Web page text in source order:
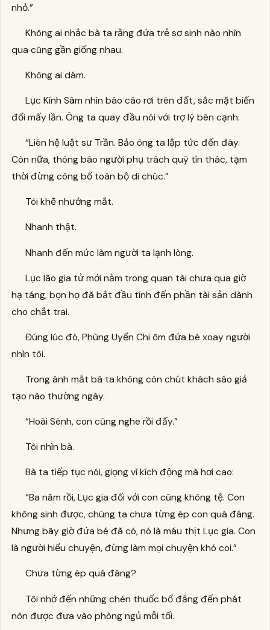
nhỏ.”
Không ai nhắc bà ta rằng đứa trẻ sơ sinh nào nhìn
qua cũng gần giống nhau.
Không ai dám.
Lục Kính Sâm nhìn báo cáo rơi trên đất, sắc mặt biến
đổi mấy lần. Ông ta quay đầu nói với trợ lý bên cạnh:
“Liên hệ luật sư Trần. Bảo ông ta lập tức đến đây.
Còn nữa, thông báo người phụ trách quỹ tín thác, tạm
thời đừng công bố toàn bộ di chúc.”
Tôi khẽ nhướng mắt.
Nhanh thật.
Nhanh đến mức làm người ta lạnh lòng.
Lục lão gia tử mới nằm trong quan tài chưa qua giờ
hạ táng, bọn họ đã bắt đầu tính đến phần tài sản dành
cho chắt trai.
Đúng lúc đó, Phùng Uyển Chi ôm đứa bé xoay người
nhìn tôi.
Trong ánh mắt bà ta không còn chút khách sáo giả
tạo nào thường ngày.
“Hoài Sênh, con cũng nghe rồi đấy.”
Tôi nhìn bà.
Bà ta tiếp tục nói, giọng vì kích động mà hơi cao:
“Ba năm rồi, Lục gia đối với con cũng không tệ. Con
không sinh được, chúng ta chưa từng ép con quá đáng.
Nhưng bây giờ đứa bé đã có, nó là máu thịt Lục gia. Con
là người hiểu chuyện, đừng làm mọi chuyện khó coi.”
Chưa từng ép quá đáng?
Tôi nhớ đến những chén thuốc bổ đắng đến phát
nôn được đưa vào phòng ngủ mỗi tối.